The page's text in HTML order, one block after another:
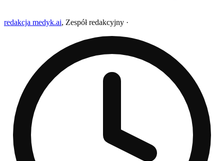
redakcja medyk.ai, Zespół redakcyjny ·